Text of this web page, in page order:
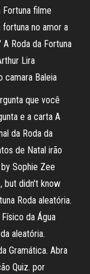
filme
no amor a
Roda da Fortuna
Lira
camara Baleia
que você
e a carta A
da Roda da
de Natal irão
Sophie Zee
but didn't know
Roda aleatória.
da Água
aleatória.
Gramática. Abra
Quiz. por